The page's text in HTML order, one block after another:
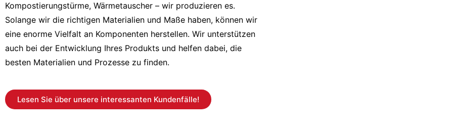
Kompostierungstürme, Wärmetauscher – wir produzieren es.
Solange wir die richtigen Materialien und Maße haben, können wir
eine enorme Vielfalt an Komponenten herstellen. Wir unterstützen
auch bei der Entwicklung Ihres Produkts und helfen dabei, die
besten Materialien und Prozesse zu finden.
Lesen Sie über unsere interessanten Kundenfälle!